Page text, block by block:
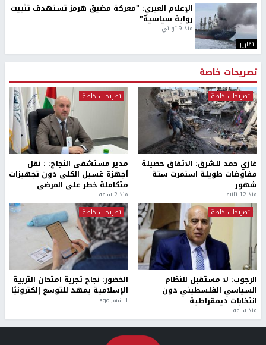
تقارير
الإعلام العبري: "معركة مضيق هرمز تستهدف تثبيت
رواية سياسية"
منذ 9 ثواني
تصريحات خاصة
تصريحات خاصة
غازي حمد للشرق: الاتفاق حصيلة
مفاوضات طويلة استمرت ستة
شهور
منذ 12 ثانية
تصريحات خاصة
مدير مستشفى النجاح: : نقل
أجهزة غسيل الكلى دون تجهيزات
متكاملة خطر على المرضى
منذ 2 ساعة
تصريحات خاصة
الرجوب: لا مستقبل للنظام
السياسي الفلسطيني دون
انتخابات ديمقراطية
منذ ساعة
تصريحات خاصة
الخضور: نجاح تجربة امتحان التربية
الإسلامية يمهد للتوسع إلكترونيًا
1 شهر ago